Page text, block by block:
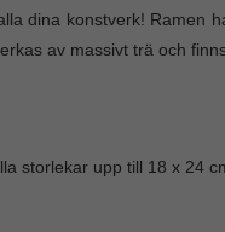
dina konstverk! Ramen
av massivt trä och
storlekar upp till 18 x 24